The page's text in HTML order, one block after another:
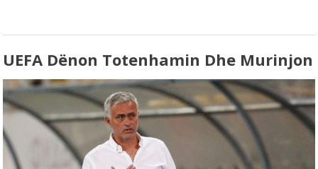
UEFA Dënon Totenhamin Dhe Murinjon